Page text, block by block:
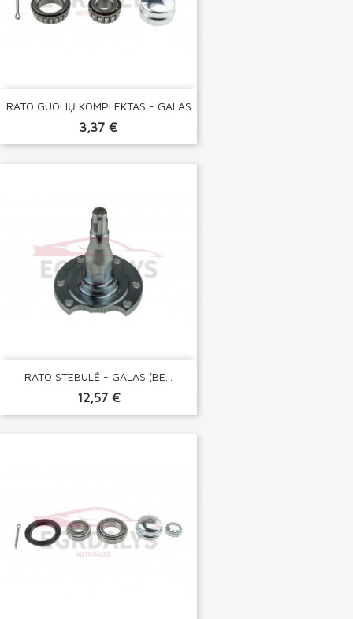
RATO GUOLIŲ KOMPLEKTAS - GALAS
3,37 €
RATO STEBULĖ - GALAS (BE...
12,57 €